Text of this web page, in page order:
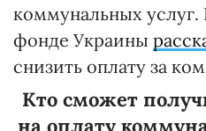
коммунальных
фонде Украины
снизить оплату за
Кто сможет
на оплату